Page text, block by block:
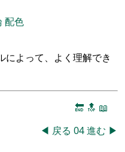
配色
よって、よく理解でき
🔚 🔝 📖
◀ 戻る 04進む ▶